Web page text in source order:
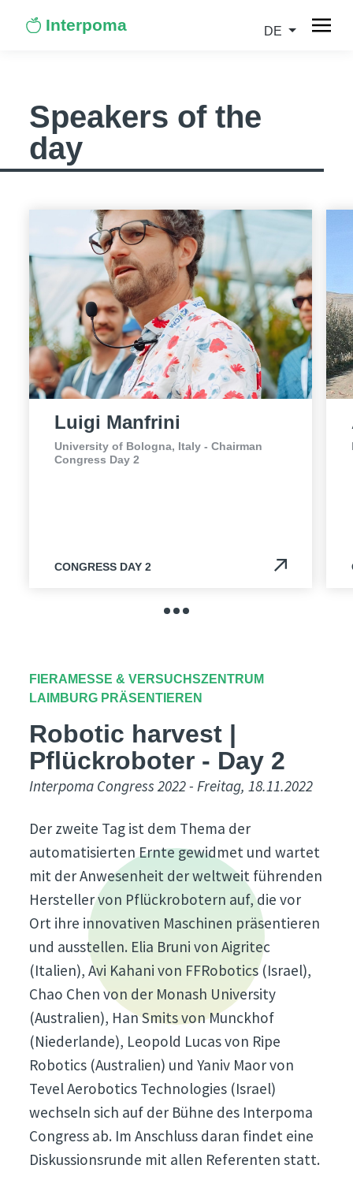
Interpoma DE
Speakers of the
day
Luigi Manfrini
University of Bologna, Italy - Chairman
Congress Day 2
CONGRESS DAY 2
FIERAMESSE & VERSUCHSZENTRUM
LAIMBURG PRÄSENTIEREN
Robotic harvest |
Pflückroboter - Day 2
Interpoma Congress 2022 - Freitag, 18.11.2022
Der zweite Tag ist dem Thema der
automatisierten Ernte gewidmet und wartet
mit der Anwesenheit der weltweit führenden
Hersteller von Pflückrobotern auf, die vor
Ort ihre innovativen Maschinen präsentieren
und ausstellen. Elia Bruni von Aigritec
(Italien), Avi Kahani von FFRobotics (Israel),
Chao Chen von der Monash University
(Australien), Han Smits von Munckhof
(Niederlande), Leopold Lucas von Ripe
Robotics (Australien) und Yaniv Maor von
Tevel Aerobotics Technologies (Israel)
wechseln sich auf der Bühne des Interpoma
Congress ab. Im Anschluss daran findet eine
Diskussionsrunde mit allen Referenten statt.